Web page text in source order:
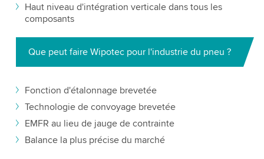
Haut niveau d'intégration verticale dans tous les
composants
Que peut faire Wipotec pour l'industrie du pneu ?
Fonction d'étalonnage brevetée
Technologie de convoyage brevetée
EMFR au lieu de jauge de contrainte
Balance la plus précise du marché